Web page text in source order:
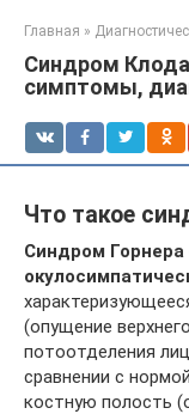
Главная »
Синдром
симптомы,
Что такое
Синдром Горнера
(опущение
потоотделения
сравнении с
костную полость